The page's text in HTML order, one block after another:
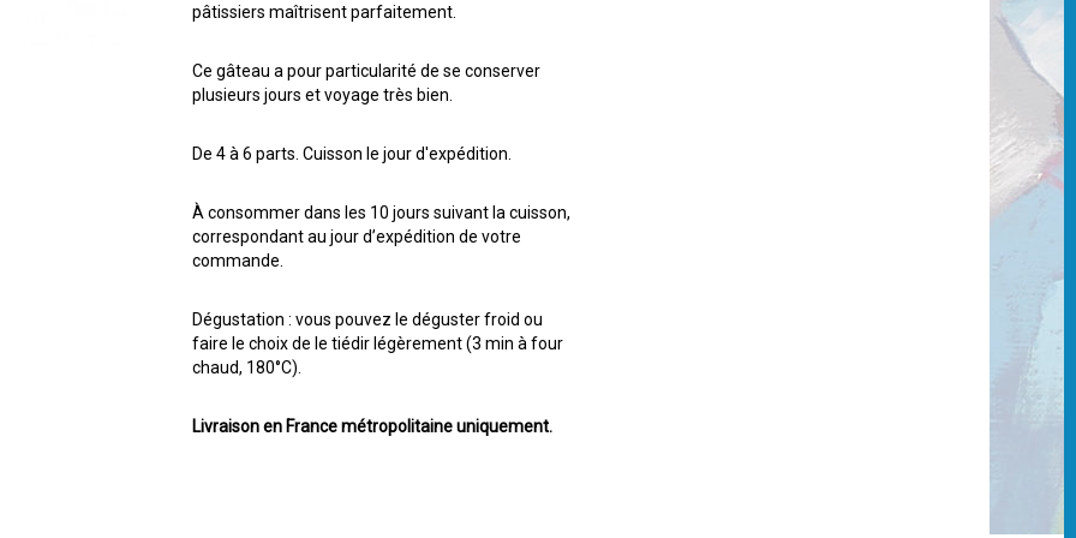
pâtissiers maîtrisent parfaitement.
Ce gâteau a pour particularité de se conserver
plusieurs jours et voyage très bien.
De 4 à 6 parts. Cuisson le jour d'expédition.
À consommer dans les 10 jours suivant la cuisson,
correspondant au jour d’expédition de votre
commande.
Dégustation : vous pouvez le déguster froid ou
faire le choix de le tiédir légèrement (3 min à four
chaud, 180°C).
Livraison en France métropolitaine uniquement.